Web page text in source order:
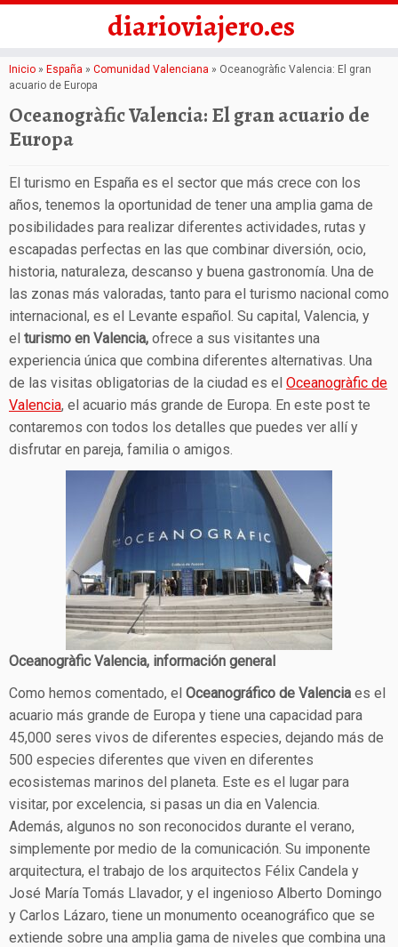
Saltar
al
contenido
diarioviajero.es
Inicio » España » Comunidad Valenciana » Oceanogràfic Valencia: El gran
acuario de Europa
Oceanogràfic Valencia: El gran acuario de
Europa
El turismo en España es el sector que más crece con los
años, tenemos la oportunidad de tener una amplia gama de
posibilidades para realizar diferentes actividades, rutas y
escapadas perfectas en las que combinar diversión, ocio,
historia, naturaleza, descanso y buena gastronomía. Una de
las zonas más valoradas, tanto para el turismo nacional como
internacional, es el Levante español. Su capital, Valencia, y
el turismo en Valencia, ofrece a sus visitantes una
experiencia única que combina diferentes alternativas. Una
de las visitas obligatorias de la ciudad es el Oceanogràfic de
Valencia, el acuario más grande de Europa. En este post te
contaremos con todos los detalles que puedes ver allí y
disfrutar en pareja, familia o amigos.
Oceanogràfic Valencia, información general
Como hemos comentado, el Oceanográfico de Valencia es el
acuario más grande de Europa y tiene una capacidad para
45,000 seres vivos de diferentes especies, dejando más de
500 especies diferentes que viven en diferentes
ecosistemas marinos del planeta. Este es el lugar para
visitar, por excelencia, si pasas un dia en Valencia.
Además, algunos no son reconocidos durante el verano,
simplemente por medio de la comunicación. Su imponente
arquitectura, el trabajo de los arquitectos Félix Candela y
José María Tomás Llavador, y el ingenioso Alberto Domingo
y Carlos Lázaro, tiene un monumento oceanográfico que se
extiende sobre una amplia gama de niveles que combina una